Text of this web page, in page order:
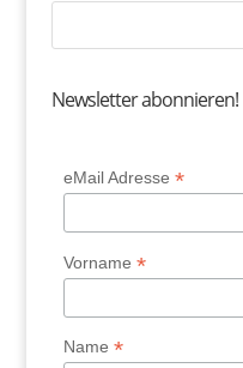
Newsletter abonnieren!
eMail Adresse*
Vorname*
Name*